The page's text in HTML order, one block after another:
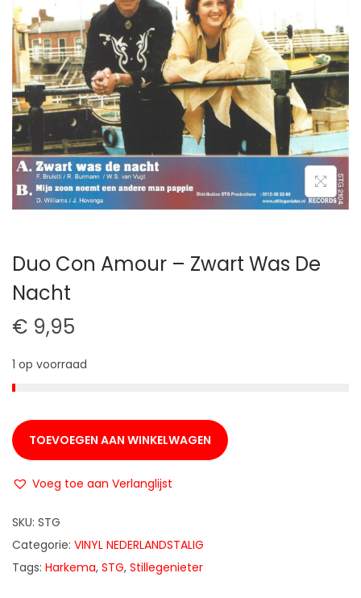
t
e
u
d
Duo Con Amour – Zwart Was De
Nacht
€ 9,95
1 op voorraad
TOEVOEGEN AAN WINKELWAGEN
Voeg toe aan Verlanglijst
SKU: STG
Categorie: VINYL NEDERLANDSTALIG
Tags: Harkema, STG, Stillegenieter